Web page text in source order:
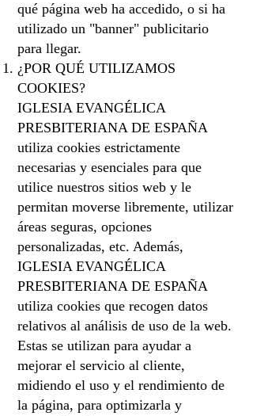
qué página web ha accedido, o si ha
utilizado un "banner" publicitario
para llegar.
¿POR QUÉ UTILIZAMOS
COOKIES?
IGLESIA EVANGÉLICA
PRESBITERIANA DE ESPAÑA
utiliza cookies estrictamente
necesarias y esenciales para que
utilice nuestros sitios web y le
permitan moverse libremente, utilizar
áreas seguras, opciones
personalizadas, etc. Además,
IGLESIA EVANGÉLICA
PRESBITERIANA DE ESPAÑA
utiliza cookies que recogen datos
relativos al análisis de uso de la web.
Estas se utilizan para ayudar a
mejorar el servicio al cliente,
midiendo el uso y el rendimiento de
la página, para optimizarla y